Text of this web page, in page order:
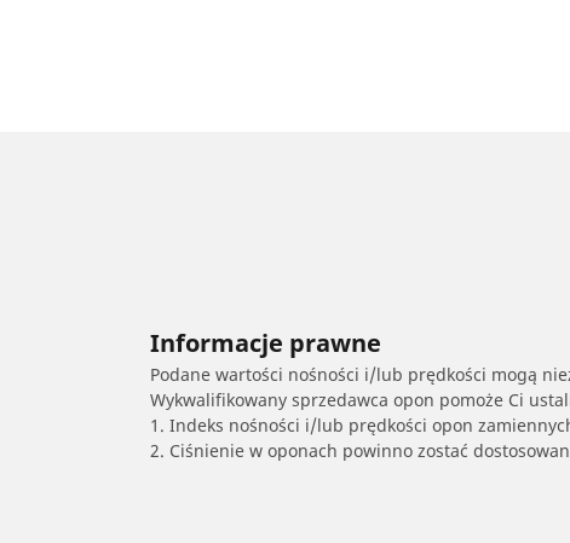
Informacje prawne
Podane wartości nośności i/lub prędkości mogą
Wykwalifikowany sprzedawca opon pomoże Ci
1. Indeks nośności i/lub prędkości opon
2. Ciśnienie w oponach powinno zostać